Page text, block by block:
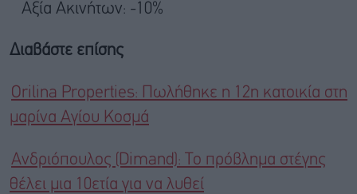
Αξία Ακινήτων: -10%
Διαβάστε επίσης
Orilina Properties: Πωλήθηκε η 12η κατοικία στη
μαρίνα Αγίου Κοσμά
Ανδριόπουλος (Dimand): Το πρόβλημα στέγης
θέλει μια 10ετία για να λυθεί